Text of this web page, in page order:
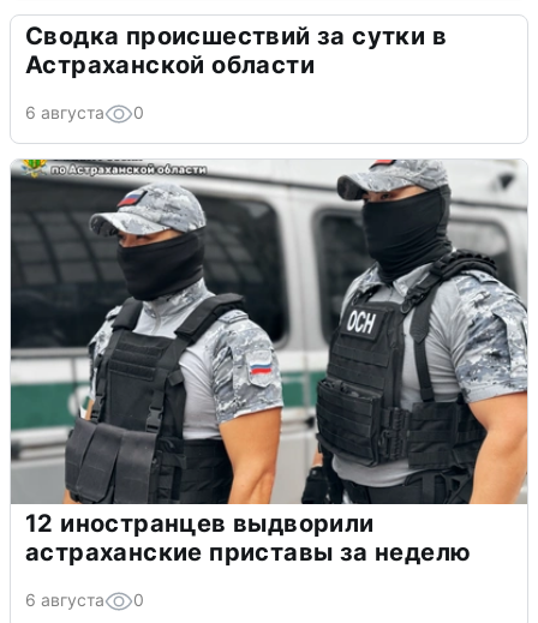
Сводка происшествий за сутки в
Астраханской области
6 августа 0
12 иностранцев выдворили
астраханские приставы за неделю
6 августа 0